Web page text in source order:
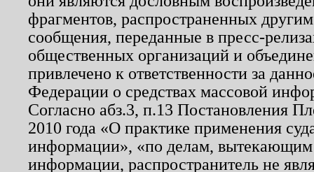
фрагментов, распространенных
сообщения, переданные в пресс-
общественных организаций и
привлечено к ответственности за
Федерации о средствах массовой
Согласно абз.3, п.13 Постановления
2010 года «О практике применения
информации», «по делам, вытекающим
информации, распространитель не